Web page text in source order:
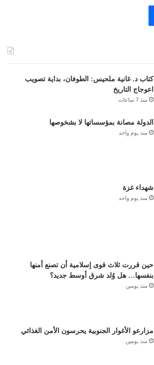
كتاب د. غانية ملحيس: الطوفان، بداية تصويب
اعوجاج التاريخ
منذ 7 ساعات
الدولة مصانة بمؤسساتها لا بشخوصها
منذ يوم واحد
شهداء غزة
منذ يوم واحد
حين قررت ثلاث قوى إسلامية أن تصنع أمنها
بنفسها… هل وُلد شرق أوسط جديد؟
منذ يومين
مزارعو الأغوار الجنوبية يحرسون الأمن الغذائي
منذ يومين